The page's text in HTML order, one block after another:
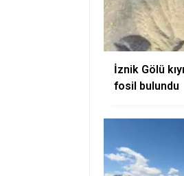
İznik Gölü
fosil bulundu